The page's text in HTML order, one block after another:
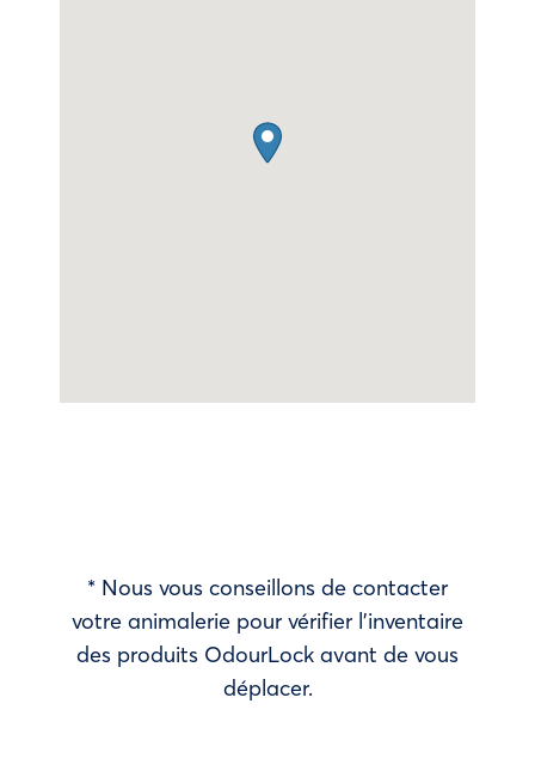
* Nous vous conseillons de contacter
votre animalerie pour vérifier l’inventaire
des produits OdourLock avant de vous
déplacer.